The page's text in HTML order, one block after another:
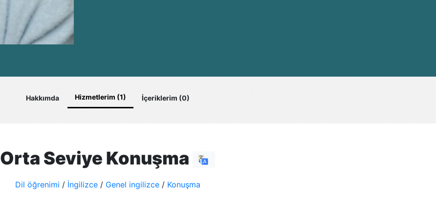
Hakkımda Hizmetlerim (1) İçeriklerim (0)
Orta Seviye Konuşma
Dil öğrenimi / İngilizce/ Genel ingilizce/ Konuşma